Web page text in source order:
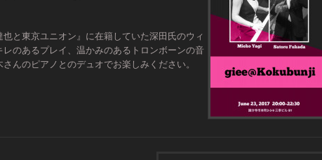
也と東京ユニオン』に在籍していた深田氏のウィ
レのあるプレイ、温かみのあるトロンボーンの音
さんのピアノとのデュオでお楽しみください。